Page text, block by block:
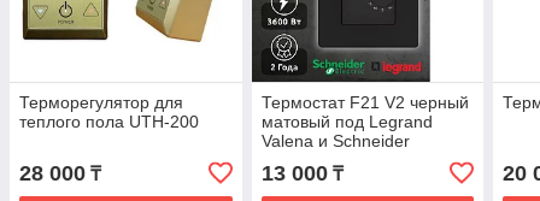
Терморегулятор для
теплого пола UTH-200
28 000 ₸
Термостат F21 V2 черный
матовый под Legrand
Valena и Schneider
13 000₸ 20